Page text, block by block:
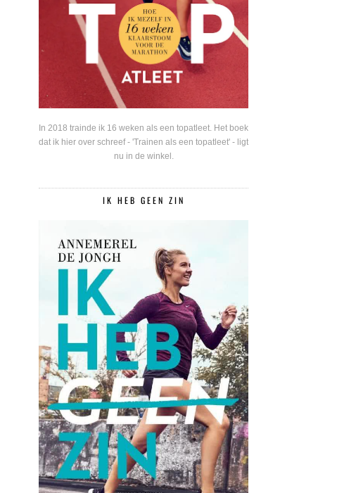
In 2018 trainde ik 16 weken als een topatleet. Het boek
dat ik hier over schreef - 'Trainen als een topatleet' - ligt
nu in de winkel.
IK HEB GEEN ZIN